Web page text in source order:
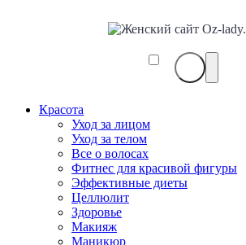
Красота
Уход за лицом
Уход за телом
Все о волосах
Фитнес для красивой фигуры
Эффективные диеты
Целлюлит
Здоровье
Макияж
Маникюр